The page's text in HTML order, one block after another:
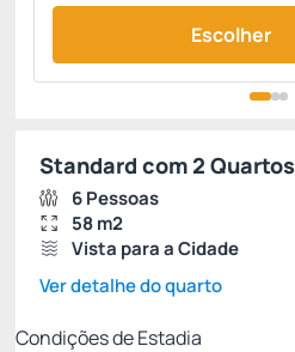
Escolher
Standard com 2 Quartos
6 Pessoas
58 m2
Vista para a Cidade
Ver detalhe do quarto
Condições de Estadia